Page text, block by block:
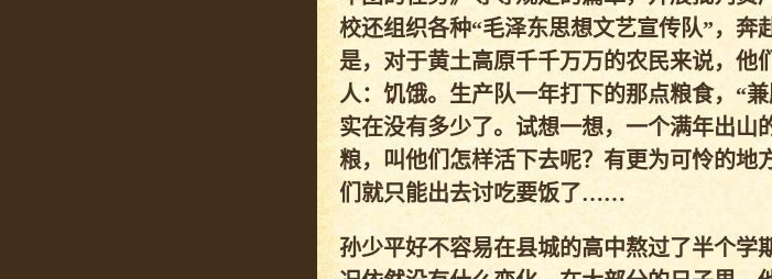
校还组织各种“毛泽东思想文艺宣传队”，
是，对于黄土高原千千万万的农民来说，他
人：饥饿。生产队一年打下的那点粮食，“
实在没有多少了。试想一想，一个满年出山
粮，叫他们怎样活下去呢？有更为可怜的地
们就只能出去讨吃要饭了……
孙少平好不容易在县城的高中熬过了半个学